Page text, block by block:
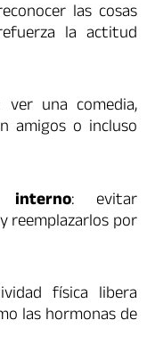
las cosas
la actitud
ver una comedia,
amigos o incluso
: evitar
reemplazarlos por
física libera
las hormonas de